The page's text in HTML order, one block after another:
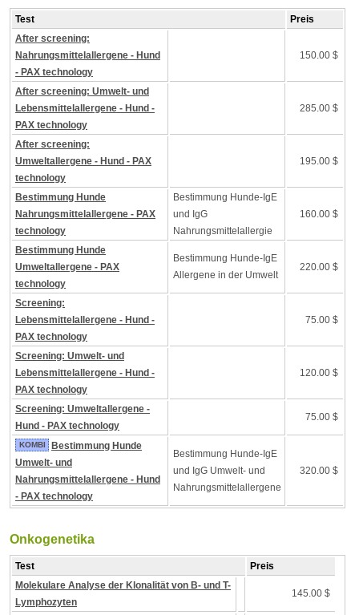
Test
Preis
After screening:
Nahrungsmittelallergene - Hund
- PAX technology
150.00 $
After screening: Umwelt- und
Lebensmittelallergene - Hund -
PAX technology
285.00 $
After screening:
Umweltallergene - Hund - PAX
technology
195.00 $
Bestimmung Hunde
Nahrungsmittelallergene - PAX
technology
Bestimmung Hunde-IgE
und IgG
Nahrungsmittelallergie
160.00 $
Bestimmung Hunde
Umweltallergene - PAX
technology
Bestimmung Hunde-IgE
Allergene in der Umwelt
220.00 $
Screening:
Lebensmittelallergene - Hund -
PAX technology
75.00 $
Screening: Umwelt- und
Lebensmittelallergene - Hund -
PAX technology
120.00 $
Screening: Umweltallergene -
Hund - PAX technology
75.00 $
KOMBI
Bestimmung Hunde
Umwelt- und
Nahrungsmittelallergene - Hund
- PAX technology
Bestimmung Hunde-IgE
und IgG Umwelt- und
Nahrungsmittelallergene
320.00 $
Onkogenetika
Test
Preis
Molekulare Analyse der Klonalität von B- und T-
Lymphozyten
145.00 $